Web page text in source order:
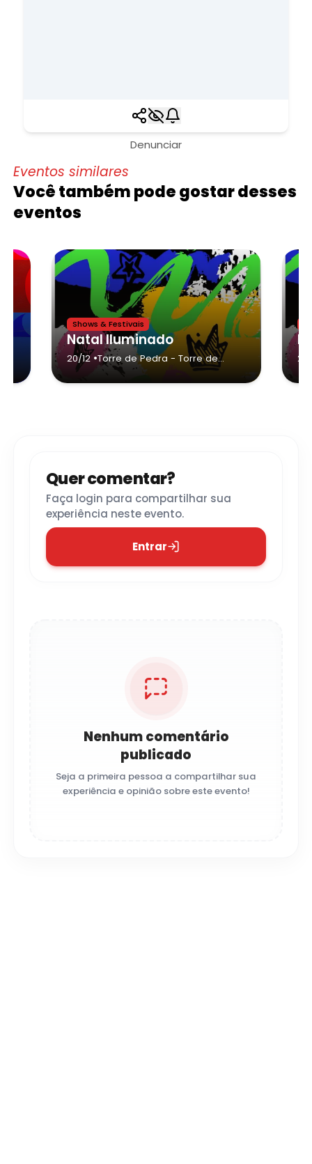
Denunciar
Eventos similares
Você também pode gostar desses
eventos
Shows & Festivais
Natal Iluminado
20/12 •Torre de Pedra - Torre de
Pedra
Quer comentar?
Faça login para compartilhar sua
experiência neste evento.
Entrar
Nenhum comentário
publicado
Seja a primeira pessoa a compartilhar sua
experiência e opinião sobre este evento!